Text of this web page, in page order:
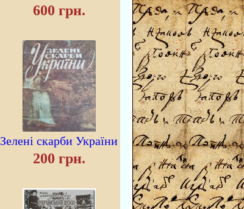
600 грн.
Зелені скарби України
200 грн.